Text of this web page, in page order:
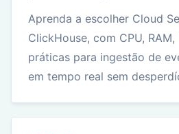
Aprenda a escolher Cloud
ClickHouse, com CPU,
práticas para ingestão de
em tempo real sem